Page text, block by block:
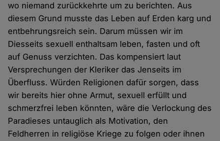
wo niemand zurückkehrte um zu berichten. Aus
diesem Grund musste das Leben auf Erden karg und
entbehrungsreich sein. Darum müssen wir im
Diesseits sexuell enthaltsam leben, fasten und oft
auf Genuss verzichten. Das kompensiert laut
Versprechungen der Kleriker das Jenseits im
Überfluss. Würden Religionen dafür sorgen, dass
wir bereits hier ohne Armut, sexuell erfüllt und
schmerzfrei leben könnten, wäre die Verlockung des
Paradieses untauglich als Motivation, den
Feldherren in religiöse Kriege zu folgen oder ihnen